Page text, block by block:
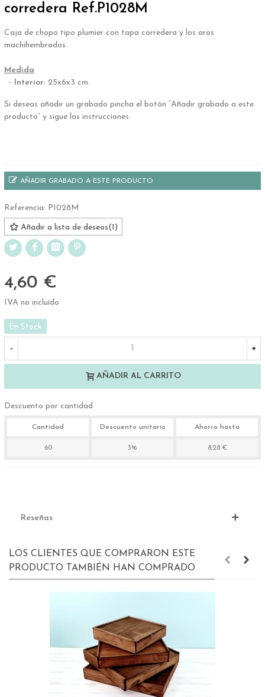
corredera Ref.P1028M
Caja de chopo tipo plumier con tapa corredera y los aros
machihembrados.
Medida
-
Interior: 25x6x3 cm.
Si deseas añadir un grabado pincha el botón “Añadir grabado a este
producto” y sigue las instrucciones.
AÑADIR GRABADO A ESTE PRODUCTO
Referencia: P1028M
Añadir a lista de deseos(1 )
4,60 €
IVA no incluído
En Stock
- +
AÑADIR AL CARRITO
Descuento por cantidad
Cantidad Descuento unitario Ahorro hasta
60 3% 8,28 €
Reseñas
LOS CLIENTES QUE COMPRARON ESTE
PRODUCTO TAMBIÉN HAN COMPRADO